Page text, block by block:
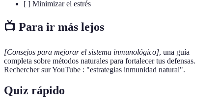
[ ] Minimizar el estrés
📺 Para ir más lejos
[Consejos para mejorar el sistema inmunológico], una guía
completa sobre métodos naturales para fortalecer tus defensas.
Rechercher sur YouTube : "estrategias inmunidad natural".
Quiz rápido